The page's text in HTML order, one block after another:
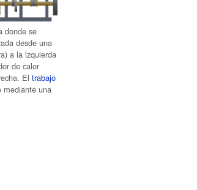
donde se
desde una
a la izquierda
de calor
Eltrabajo
mediante una